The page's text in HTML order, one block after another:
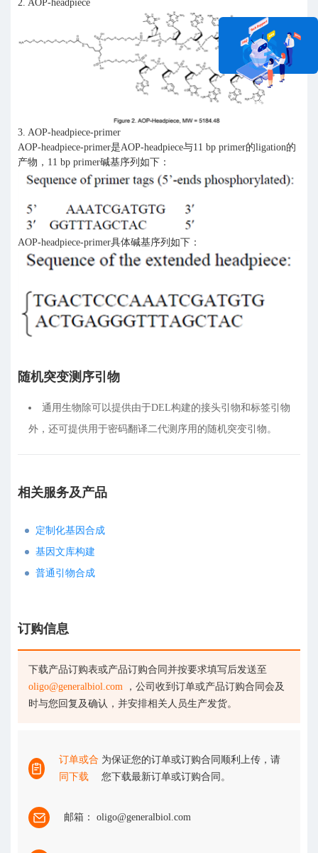
2. AOP-headpiece
3. AOP-headpiece-primer
AOP-headpiece-primer是AOP-headpiece与11 bp primer的ligation的
产物，11 bp primer碱基序列如下：
AOP-headpiece-primer具体碱基序列如下：
随机突变测序引物
通用生物除可以提供由于DEL构建的接头引物和标签引物
外，还可提供用于密码翻译二代测序用的随机突变引物。
相关服务及产品
定制化基因合成
基因文库构建
普通引物合成
订购信息
下载产品订购表或产品订购合同并按要求填写后发送至
oligo@generalbiol.com ，公司收到订单或产品订购合同会及
时与您回复及确认，并安排相关人员生产发货。
订单或合
同下载
为保证您的订单或订购合同顺利上传，请
您下载最新订单或订购合同。
邮箱： oligo@generalbiol.com
在线咨询